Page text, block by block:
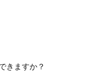
きますか？